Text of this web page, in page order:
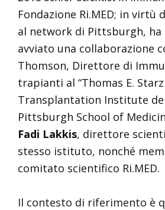
Fondazione Ri.MED; in virtù
al network di Pittsburgh, ha
avviato una collaborazione
Thomson, Direttore di
trapianti al “Thomas E.
Transplantation Institute
Pittsburgh School of
Fadi Lakkis, direttore
stesso istituto, nonché
comitato scientifico Ri.MED.
Il contesto di riferimento è